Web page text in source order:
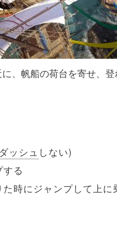
、帆船の荷台を寄せ、
ダッシュ しない)
る
時にジャンプして上に